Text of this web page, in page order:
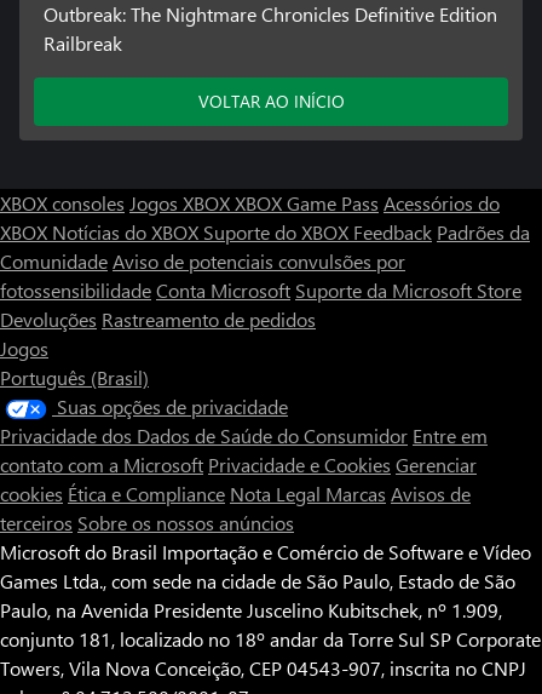
Outbreak: The Nightmare Chronicles Definitive Edition
Railbreak
VOLTAR AO INÍCIO
XBOX consoles Jogos XBOXXBOX Game Pass Acessórios do
XBOX Notícias do XBOX Suporte do XBOX Feedback Padrões da
ComunidadeAviso de potenciais convulsões por
fotossensibilidadeConta Microsoft Suporte da Microsoft Store
Devoluções Rastreamento de pedidos
Jogos
Português (Brasil)
Suas opções de privacidade
Privacidade dos Dados de Saúde do Consumidor Entre em
contato com a Microsoft Privacidade e Cookies Gerenciar
cookies Ética e Compliance Nota Legal Marcas Avisos de
terceiros Sobre os nossos anúncios
Microsoft do Brasil Importação e Comércio de Software e Vídeo
Games Ltda., com sede na cidade de São Paulo, Estado de São
Paulo, na Avenida Presidente Juscelino Kubitschek, nº 1.909,
conjunto 181, localizado no 18º andar da Torre Sul SP Corporate
Towers, Vila Nova Conceição, CEP 04543-907, inscrita no CNPJ